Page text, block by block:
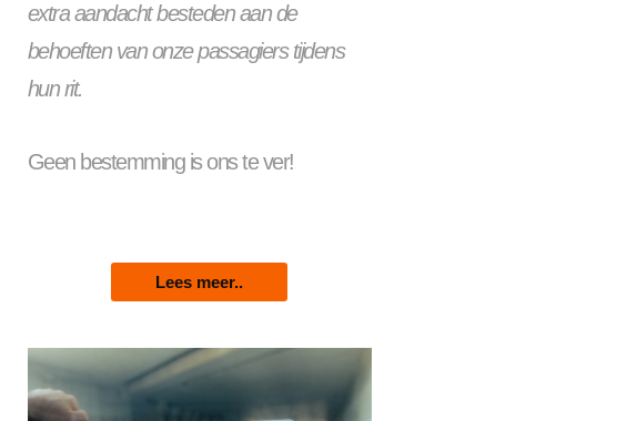
extra aandacht besteden aan de
behoeften van onze passagiers tijdens
hun rit.
Geen bestemming is ons te ver!
Lees meer..